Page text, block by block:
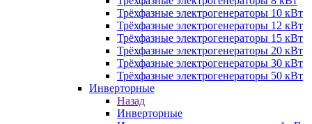
Трёхфазные электрогенераторы 10 кВт
Трёхфазные электрогенераторы 12 кВт
Трёхфазные электрогенераторы 15 кВт
Трёхфазные электрогенераторы 20 кВт
Трёхфазные электрогенераторы 30 кВт
Трёхфазные электрогенераторы 50 кВт
Инверторные
Назад
Инверторные